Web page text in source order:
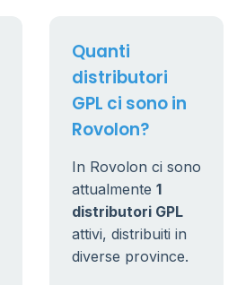
Quanti
distributori
GPL ci sono in
Rovolon?
In Rovolon ci sono
attualmente 1
distributori GPL
attivi, distribuiti in
diverse province.